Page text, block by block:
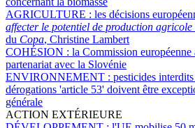
AGRICULTURE : les décisions
affecter le potentiel de production agricole
du Copa, Christine Lambert
COHÉSION : la Commission européenne
partenariat avec la Slovénie
ENVIRONNEMENT : pesticides
dérogations 'article 53' doivent être
générale
ACTION EXTÉRIEURE